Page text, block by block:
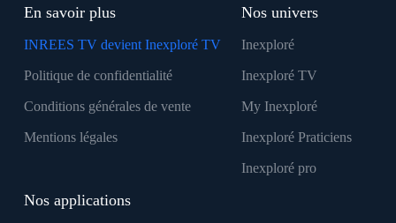
En savoir plus
INREES TV devient Inexploré TV
Politique de confidentialité
Conditions générales de vente
Mentions légales
Nos univers
Inexploré
Inexploré TV
My Inexploré
Inexploré Praticiens
Inexploré pro
Nos applications